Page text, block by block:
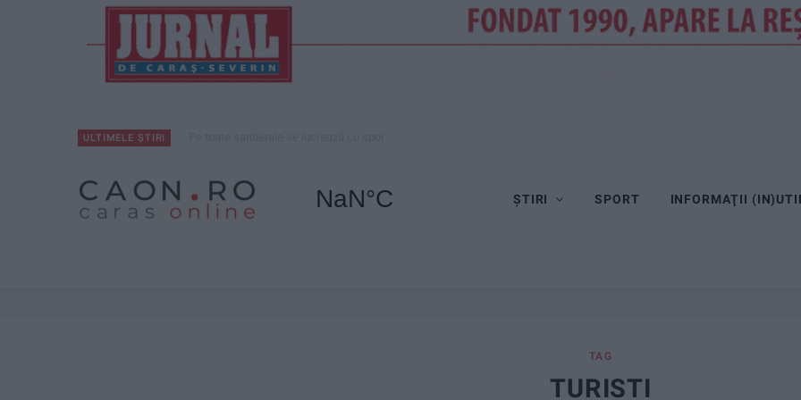
ULTIMELE ȘTIRI
ȘTIRI SPORT INFORMAŢII
TAG
TURISTI